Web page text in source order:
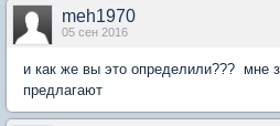
meh1970
05 сен 2016
и как же вы это определили??? мне
предлагают